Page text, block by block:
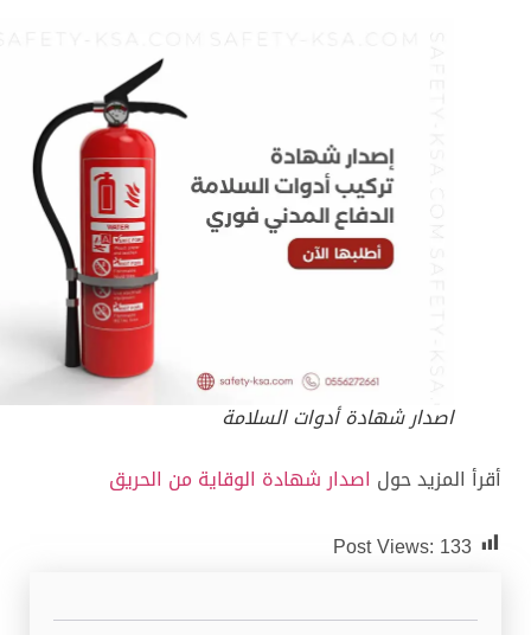
اصدار شهادة أدوات السلامة
أقرأ المزيد حولاصدار شهادة الوقاية من الحريق
Post Views:133